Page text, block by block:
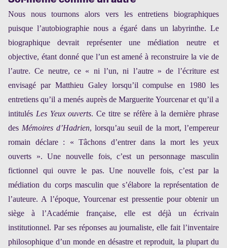
Nous nous tournons alors vers les entretiens biographiques
puisque l’autobiographie nous a égaré dans un labyrinthe. Le
biographique devrait représenter une médiation neutre et
objective, étant donné que l’un est amené à reconstruire la vie de
l’autre. Ce neutre, ce « ni l’un, ni l’autre » de l’écriture est
envisagé par Matthieu Galey lorsqu’il compulse en 1980 les
entretiens qu’il a menés auprès de Marguerite Yourcenar et qu’il a
intitulés Les Yeux ouverts. Ce titre se réfère à la dernière phrase
des Mémoires d’Hadrien, lorsqu’au seuil de la mort, l’empereur
romain déclare : « Tâchons d’entrer dans la mort les yeux
ouverts ». Une nouvelle fois, c’est un personnage masculin
fictionnel qui ouvre le pas. Une nouvelle fois, c’est par la
médiation du corps masculin que s’élabore la représentation de
l’auteure. A l’époque, Yourcenar est pressentie pour obtenir un
siège à l’Académie française, elle est déjà un écrivain
institutionnel. Par ses réponses au journaliste, elle fait l’inventaire
philosophique d’un monde en désastre et reproduit, la plupart du